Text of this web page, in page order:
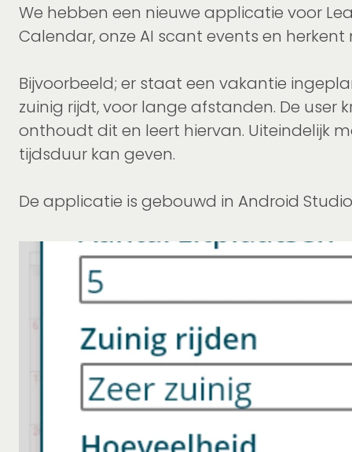
We hebben een nieuwe applicatie voor
Calendar, onze AI scant events en
Bijvoorbeeld; er staat een vakantie
zuinig rijdt, voor lange afstanden. De user
onthoudt dit en leert hiervan. Uiteindelijk
tijdsduur kan geven.
De applicatie is gebouwd in Android